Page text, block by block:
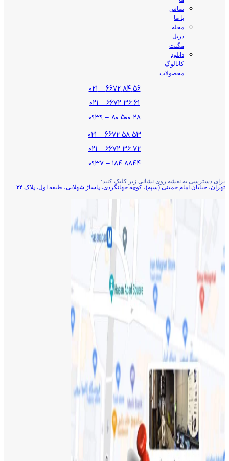
تماس
با ما
مجله
دریل
مگنت
دانلود
کاتالوگ
محصولات
۵۶ ۸۴ ۶۶۷۲ – ۰۲۱
۶۱ ۳۶ ۶۶۷۲ – ۰۲۱
۲۸ ۵۰۰ ۸۰ – ۰۹۳۹
۵۳ ۵۸ ۶۶۷۲ – ۰۲۱
۷۲ ۳۶ ۶۶۷۲ – ۰۲۱
۸۸۴۴ ۱۸۴ – ۰۹۳۷
برای دسترسی به نقشه روی نشانی زیر کلیک کنید:
تهران، خیابان امام خمینی (سپه)، کوچه جهانگردی،‌ پاساژ شهلایی، طبقه اول، پلاک ۲۴